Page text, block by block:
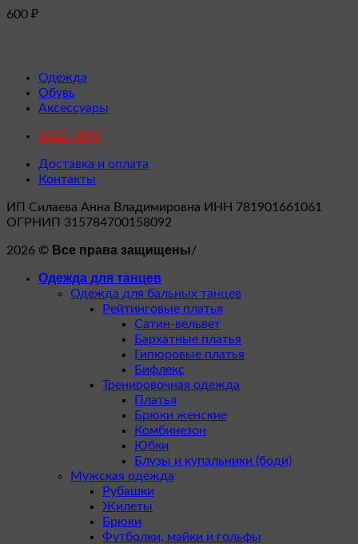
вариаций.
странице
товара.
600 ₽
Одежда
Обувь
Аксессуары
SALE -30%
Доставка и оплата
Контакты
ИП Силаева Анна Владимировна ИНН 781901661061
ОГРНИП 315784700158092
2026 © Все права защищены/
Одежда для танцев
Одежда для бальных танцев
Рейтинговые платья
Сатин-вельвет
Бархатные платья
Гипюровые платья
Бифлекс
Тренировочная одежда
Платья
Брюки женские
Комбинезон
Юбки
Блузы и купальники (боди)
Мужская одежда
Рубашки
Жилеты
Брюки
Футболки, майки и гольфы